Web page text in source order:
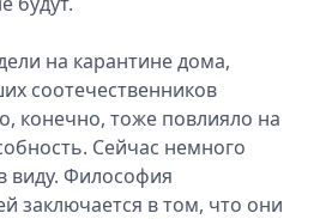
на карантине дома,
соотечественников
конечно, тоже повлияло на
Сейчас немного
Философия
заключается в том, что они